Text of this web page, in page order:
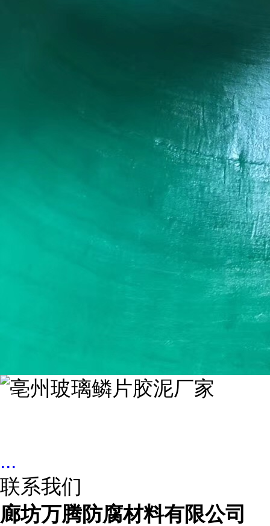
...
联系我们
廊坊万腾防腐材料有限公司